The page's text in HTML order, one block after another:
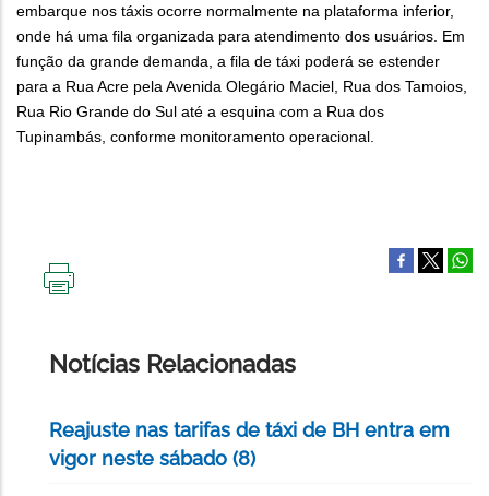
embarque nos táxis ocorre normalmente na plataforma inferior,
onde há uma fila organizada para atendimento dos usuários. Em
função da grande demanda, a fila de táxi poderá se estender
para a Rua Acre pela Avenida Olegário Maciel, Rua dos Tamoios,
Rua Rio Grande do Sul até a esquina com a Rua dos
Tupinambás, conforme monitoramento operacional.
Notícias Relacionadas
Reajuste nas tarifas de táxi de BH entra em
vigor neste sábado (8)